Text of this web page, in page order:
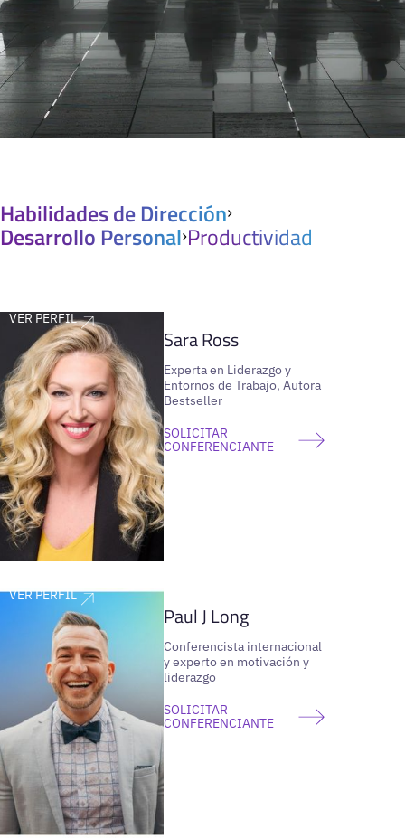
Habilidades de Dirección
Desarrollo Personal Productividad
VER PERFIL
Sara Ross
Experta en Liderazgo y
Entornos de Trabajo, Autora
Bestseller
SOLICITAR
CONFERENCIANTE
VER PERFIL
Paul J Long
Conferencista internacional
y experto en motivación y
liderazgo
SOLICITAR
CONFERENCIANTE